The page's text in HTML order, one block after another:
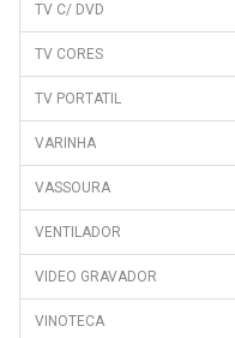
TV C/ DVD
TV CORES
TV PORTATIL
VARINHA
VASSOURA
VENTILADOR
VIDEO GRAVADOR
VINOTECA